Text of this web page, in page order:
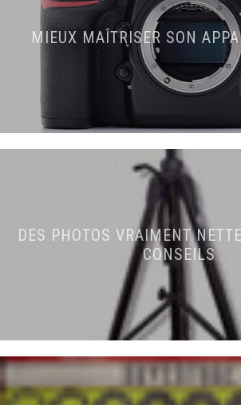
MIEUX MAÎTRISER SON
DES PHOTOS VRAIMENT
CONSEILS